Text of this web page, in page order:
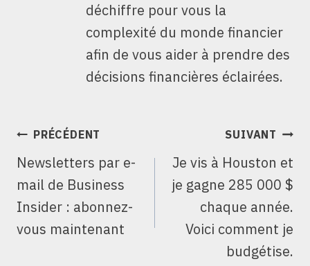
déchiffre pour vous la
complexité du monde financier
afin de vous aider à prendre des
décisions financières éclairées.
NAVIGATION
L’ARTICLE
PRÉCÉDENT
Newsletters par e-
mail de Business
Insider : abonnez-
vous maintenant
SUIVANT
Je vis à Houston et
je gagne 285 000 $
chaque année.
Voici comment je
budgétise.